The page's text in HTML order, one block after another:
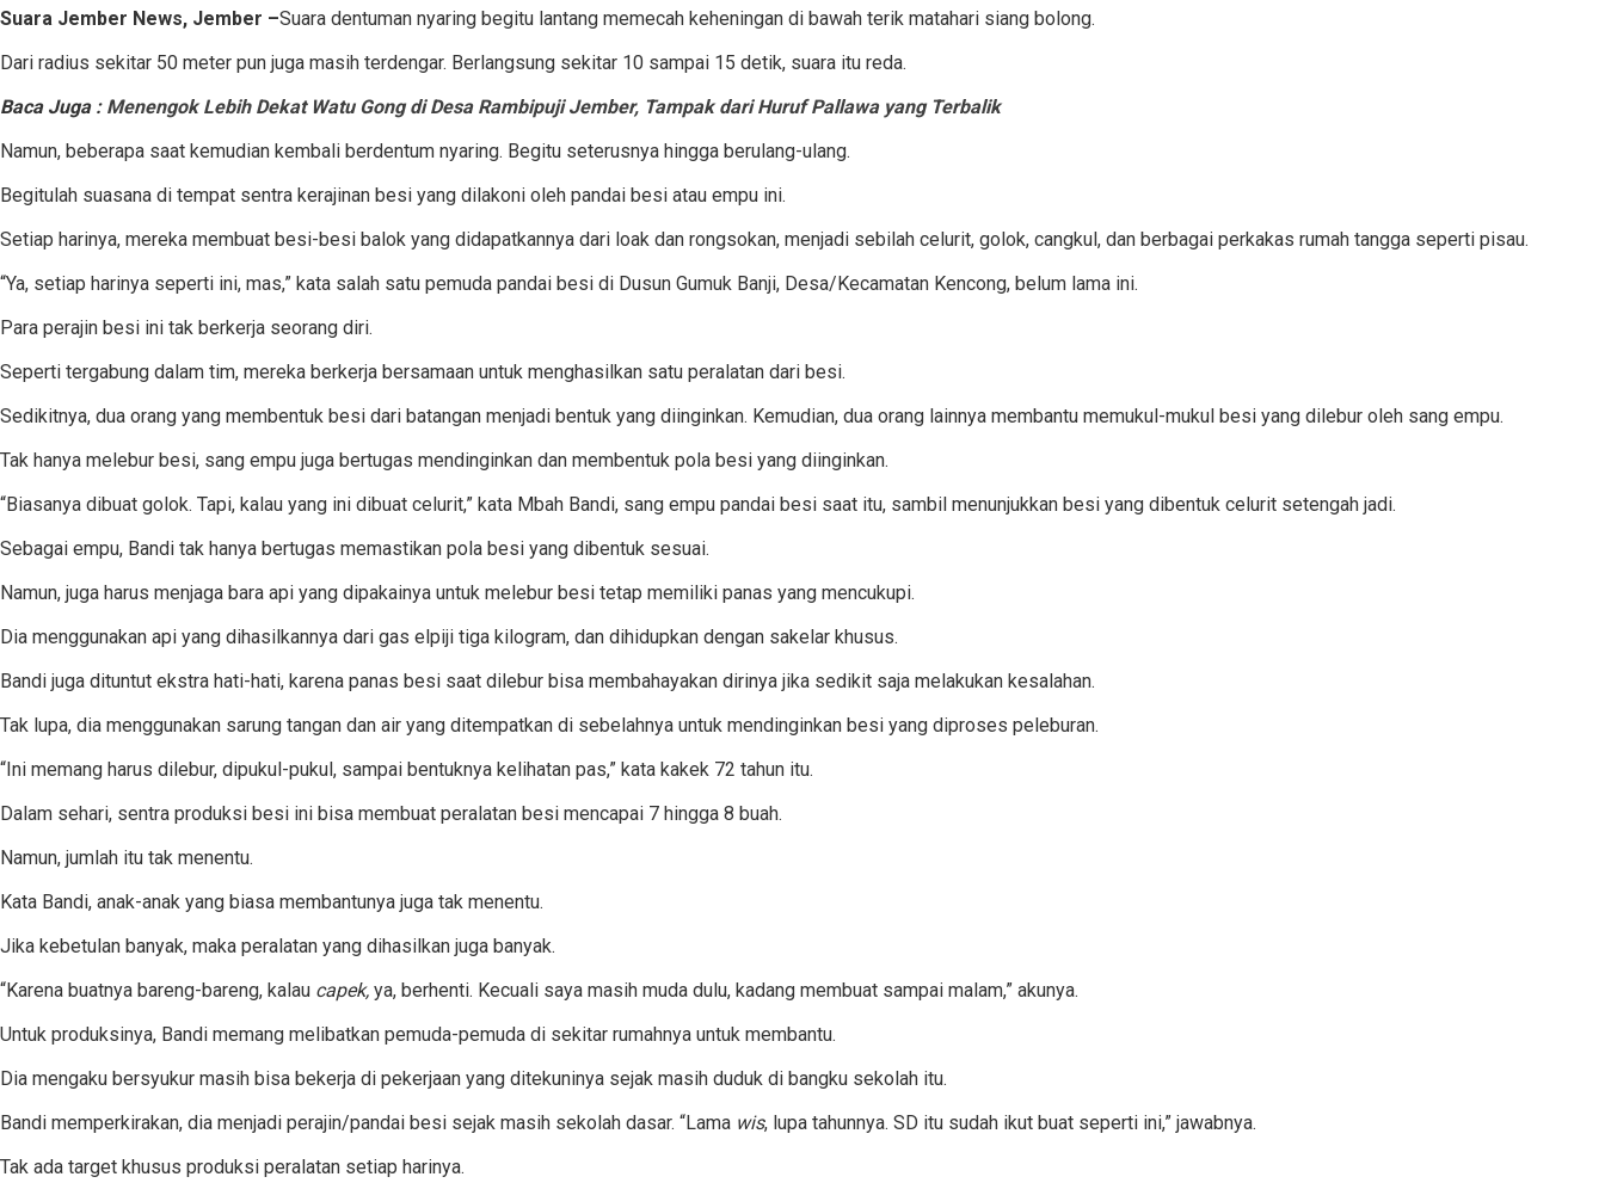
Suara Jember News, Jember –Suara dentuman nyaring begitu lantang memecah keheningan di bawah terik matahari siang bolong.
Dari radius sekitar 50 meter pun juga masih terdengar. Berlangsung sekitar 10 sampai 15 detik, suara itu reda.
Baca Juga : Menengok Lebih Dekat Watu Gong di Desa Rambipuji Jember, Tampak dari Huruf Pallawa yang Terbalik
Namun, beberapa saat kemudian kembali berdentum nyaring. Begitu seterusnya hingga berulang-ulang.
Begitulah suasana di tempat sentra kerajinan besi yang dilakoni oleh pandai besi atau empu ini.
Setiap harinya, mereka membuat besi-besi balok yang didapatkannya dari loak dan rongsokan, menjadi sebilah celurit, golok, cangkul, dan berbagai perkakas rumah tangga seperti pisau.
“Ya, setiap harinya seperti ini, mas,” kata salah satu pemuda pandai besi di Dusun Gumuk Banji, Desa/Kecamatan Kencong, belum lama ini.
Para perajin besi ini tak berkerja seorang diri.
Seperti tergabung dalam tim, mereka berkerja bersamaan untuk menghasilkan satu peralatan dari besi.
Sedikitnya, dua orang yang membentuk besi dari batangan menjadi bentuk yang diinginkan. Kemudian, dua orang lainnya membantu memukul-mukul besi yang dilebur oleh sang empu.
Tak hanya melebur besi, sang empu juga bertugas mendinginkan dan membentuk pola besi yang diinginkan.
“Biasanya dibuat golok. Tapi, kalau yang ini dibuat celurit,” kata Mbah Bandi, sang empu pandai besi saat itu, sambil menunjukkan besi yang dibentuk celurit setengah jadi.
Sebagai empu, Bandi tak hanya bertugas memastikan pola besi yang dibentuk sesuai.
Namun, juga harus menjaga bara api yang dipakainya untuk melebur besi tetap memiliki panas yang mencukupi.
Dia menggunakan api yang dihasilkannya dari gas elpiji tiga kilogram, dan dihidupkan dengan sakelar khusus.
Bandi juga dituntut ekstra hati-hati, karena panas besi saat dilebur bisa membahayakan dirinya jika sedikit saja melakukan kesalahan.
Tak lupa, dia menggunakan sarung tangan dan air yang ditempatkan di sebelahnya untuk mendinginkan besi yang diproses peleburan.
“Ini memang harus dilebur, dipukul-pukul, sampai bentuknya kelihatan pas,” kata kakek 72 tahun itu.
Dalam sehari, sentra produksi besi ini bisa membuat peralatan besi mencapai 7 hingga 8 buah.
Namun, jumlah itu tak menentu.
Kata Bandi, anak-anak yang biasa membantunya juga tak menentu.
Jika kebetulan banyak, maka peralatan yang dihasilkan juga banyak.
“Karena buatnya bareng-bareng, kalau capek, ya, berhenti. Kecuali saya masih muda dulu, kadang membuat sampai malam,” akunya.
Untuk produksinya, Bandi memang melibatkan pemuda-pemuda di sekitar rumahnya untuk membantu.
Dia mengaku bersyukur masih bisa bekerja di pekerjaan yang ditekuninya sejak masih duduk di bangku sekolah itu.
Bandi memperkirakan, dia menjadi perajin/pandai besi sejak masih sekolah dasar. “Lama wis, lupa tahunnya. SD itu sudah ikut buat seperti ini,” jawabnya.
Tak ada target khusus produksi peralatan setiap harinya.